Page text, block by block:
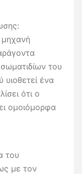
του
ένα
ότι ο
ομοιόμορφα
του
με τον